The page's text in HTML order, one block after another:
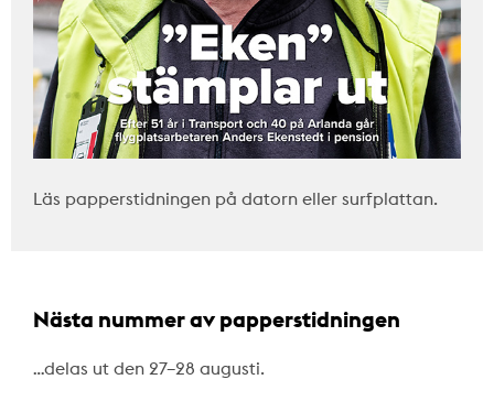
Läs papperstidningen på datorn eller surfplattan.
Nästa nummer av papperstidningen
…delas ut den 27–28 augusti.